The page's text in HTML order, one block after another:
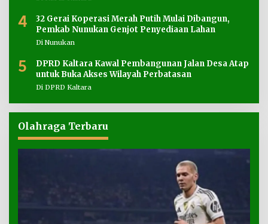
4
32 Gerai Koperasi Merah Putih Mulai Dibangun,
Pemkab Nunukan Genjot Penyediaan Lahan
Di Nunukan
5
DPRD Kaltara Kawal Pembangunan Jalan Desa Atap
untuk Buka Akses Wilayah Perbatasan
Di DPRD Kaltara
Olahraga Terbaru